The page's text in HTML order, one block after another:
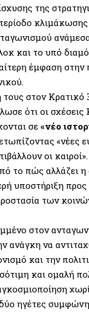
της
και το υπό
έμφαση στην
στον Κρατικό
ότι οι σχέσεις
σε «νέο
«νέες
οι
το πώς αλλάζει η
υποστήριξη
των
στον
ανάγκη να
και την
και ομαλή
ηγέτες